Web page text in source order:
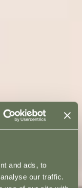
and ads, to
our traffic.